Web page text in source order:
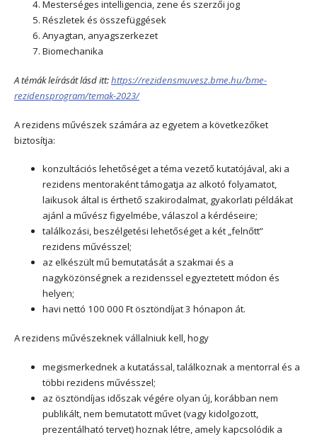
Mesterséges intelligencia, zene és szerzői jog
Részletek és összefüggések
Anyagtan, anyagszerkezet
Biomechanika
A témák leírását lásd itt:https://rezidensmuvesz.bme.hu/bme-
rezidensprogram/temak-2023/
A rezidens művészek számára az egyetem a következőket
biztosítja:
konzultációs lehetőséget a téma vezető kutatójával, aki a
rezidens mentoraként támogatja az alkotó folyamatot,
laikusok által is érthető szakirodalmat, gyakorlati példákat
ajánl a művész figyelmébe, válaszol a kérdéseire;
találkozási, beszélgetési lehetőséget a két „felnőtt”
rezidens művésszel;
az elkészült mű bemutatását a szakmai és a
nagyközönségnek a rezidenssel egyeztetett módon és
helyen;
havi nettó 100 000 Ft ösztöndíjat 3 hónapon át.
A rezidens művészeknek vállalniuk kell, hogy
megismerkednek a kutatással, találkoznak a mentorral és a
többi rezidens művésszel;
az ösztöndíjas időszak végére olyan új, korábban nem
publikált, nem bemutatott művet (vagy kidolgozott,
prezentálható tervet) hoznak létre, amely kapcsolódik a